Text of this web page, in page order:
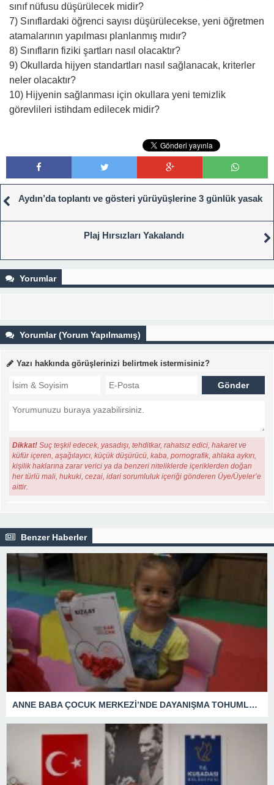
sınıf nüfusu düşürülecek midir?
7) Sınıflardaki öğrenci sayısı düşürülecekse, yeni öğretmen
atamalarının yapılması planlanmış mıdır?
8) Sınıfların fiziki şartları nasıl olacaktır?
9) Okullarda hijyen standartları nasıl sağlanacak, kriterler
neler olacaktır?
10) Hijyenin sağlanması için okullara yeni temizlik
görevlileri istihdam edilecek midir?
Aydın’da toplantı ve gösteri yürüyüşlerine 3 günlük yasak
Plaj Hırsızları Yakalandı
Yorumlar
Yorumlar (Yorum Yapılmamış)
Yazı hakkında görüşlerinizi belirtmek istermisiniz?
Dikkat! Suç teşkil edecek, yasadışı, tehditkar, rahatsız edici, hakaret ve
küfür içeren, aşağılayıcı, küçük düşürücü, kaba, pornografik, ahlaka aykırı,
kişilik haklarına zarar verici ya da benzeri niteliklerde içeriklerden doğan
her türlü mali, hukuki, cezai, idari sorumluluk içeriği gönderen Üye/Üyeler’e
aittir.
Benzer Haberler
ANNE BABA ÇOCUK MERKEZİ’NDE DAYANIŞMA TOHUMLARI YEŞERDİ